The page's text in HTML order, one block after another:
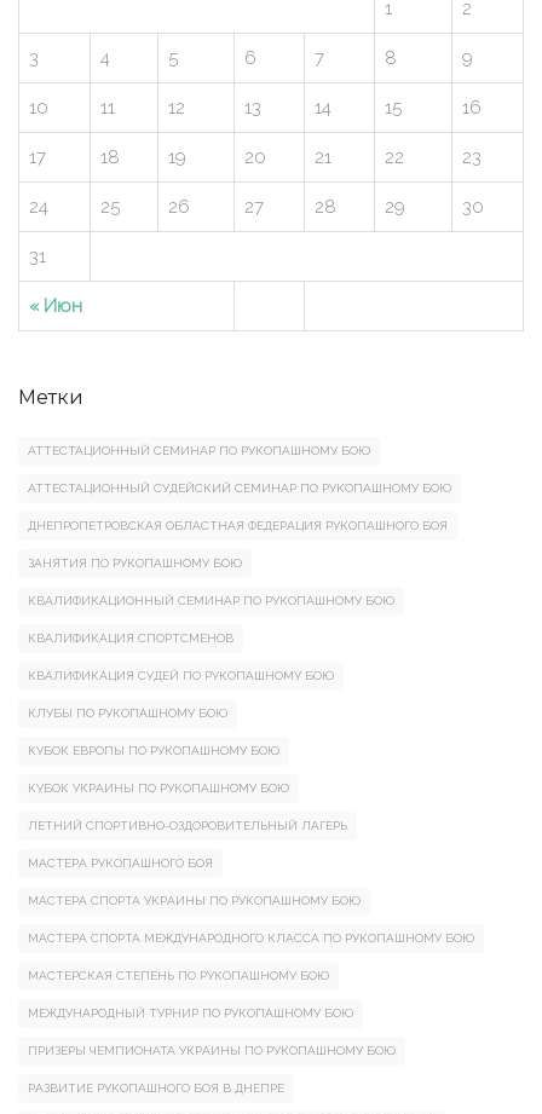
« Июн
1 2
3 4 5 6 7 8 9
10 11 12 13 14 15 16
17 18 19 20 21 22 23
24 25 26 27 28 29 30
31
Метки
АТТЕСТАЦИОННЫЙ СЕМИНАР ПО РУКОПАШНОМУ БОЮ
АТТЕСТАЦИОННЫЙ СУДЕЙСКИЙ СЕМИНАР ПО РУКОПАШНОМУ БОЮ
ДНЕПРОПЕТРОВСКАЯ ОБЛАСТНАЯ ФЕДЕРАЦИЯ РУКОПАШНОГО БОЯ
ЗАНЯТИЯ ПО РУКОПАШНОМУ БОЮ
КВАЛИФИКАЦИОННЫЙ СЕМИНАР ПО РУКОПАШНОМУ БОЮ
КВАЛИФИКАЦИЯ СПОРТСМЕНОВ
КВАЛИФИКАЦИЯ СУДЕЙ ПО РУКОПАШНОМУ БОЮ
КЛУБЫ ПО РУКОПАШНОМУ БОЮ
КУБОК ЕВРОПЫ ПО РУКОПАШНОМУ БОЮ
КУБОК УКРАИНЫ ПО РУКОПАШНОМУ БОЮ
ЛЕТНИЙ СПОРТИВНО-ОЗДОРОВИТЕЛЬНЫЙ ЛАГЕРЬ
МАСТЕРА РУКОПАШНОГО БОЯ
МАСТЕРА СПОРТА УКРАИНЫ ПО РУКОПАШНОМУ БОЮ
МАСТЕРА СПОРТА МЕЖДУНАРОДНОГО КЛАССА ПО РУКОПАШНОМУ БОЮ
МАСТЕРСКАЯ СТЕПЕНЬ ПО РУКОПАШНОМУ БОЮ
МЕЖДУНАРОДНЫЙ ТУРНИР ПО РУКОПАШНОМУ БОЮ
ПРИЗЕРЫ ЧЕМПИОНАТА УКРАИНЫ ПО РУКОПАШНОМУ БОЮ
РАЗВИТИЕ РУКОПАШНОГО БОЯ В ДНЕПРЕ